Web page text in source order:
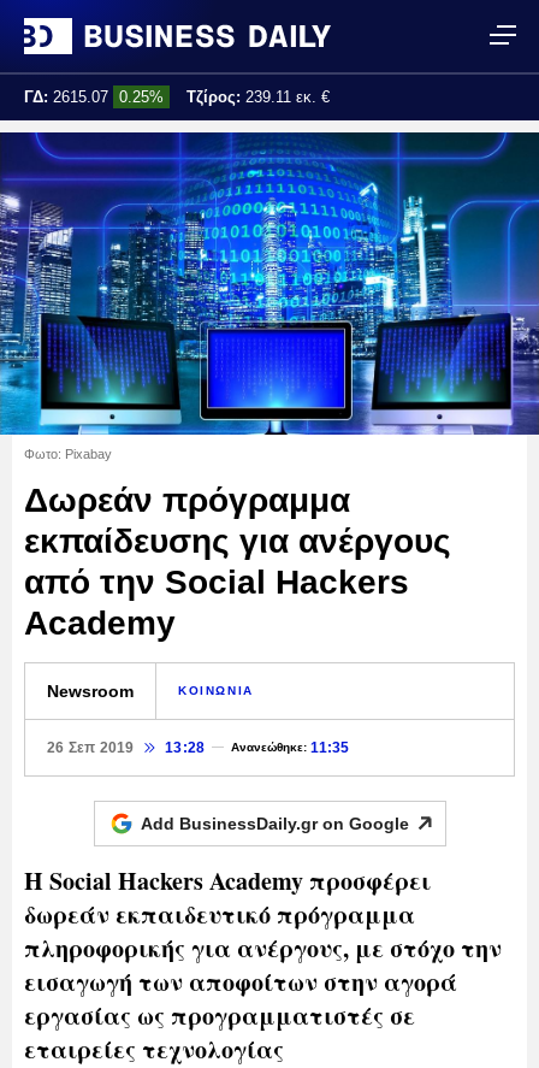
ΓΔ: 2615.07 0.25% Τζίρος: 239.11 εκ. €
Τελ. ενημέρωση:
Φωτο: Pixabay
Δωρεάν πρόγραμμα
εκπαίδευσης για ανέργους
από την Social Hackers
Academy
Newsroom ΚΟΙΝΩΝΙΑ
26 Σεπ 2019 13:28 Ανανεώθηκε: 11:35
Add BusinessDaily.gr on Google
Η Social Hackers Academy προσφέρει
δωρεάν εκπαιδευτικό πρόγραμμα
πληροφορικής για ανέργους, με στόχο την
εισαγωγή των αποφοίτων στην αγορά
εργασίας ως προγραμματιστές σε
εταιρείες τεχνολογίας